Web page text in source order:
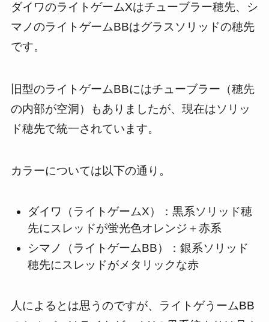
ダイワのライトゲームXはチューブラー穂先、シ
マノのライトゲームBBはグラスソリッドの穂先
です。
旧型のライトゲームBBにはチューブラー（穂先
の内部が空洞）もありましたが、現在はソリッ
ド穂先で統一されています。
カラーについては以下の通り。
ダイワ（ライトゲームX）：黒系ソリッド穂
先にスレッドが蛍光色オレンジ＋赤系
シマノ（ライトゲームBB）：銀系ソリッド
穂先にスレッドがメタリックな赤
人によるとは思うのですが、ライトゲうームBB